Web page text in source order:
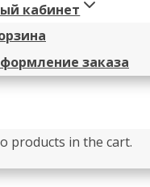
кабинет
заказа
products in the cart.